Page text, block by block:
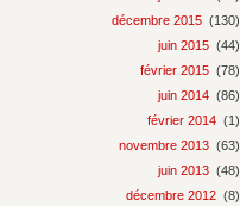
décembre 2015 (130)
juin 2015 (44)
février 2015 (78)
juin 2014 (86)
février 2014 (1)
novembre 2013 (63)
juin 2013 (48)
décembre 2012 (8)